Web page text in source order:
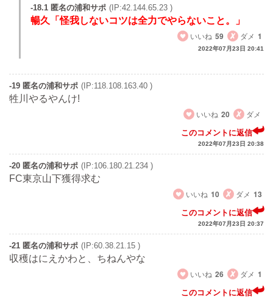
-18.1 匿名の浦和サポ (IP:42.144.65.23 )
暢久「怪我しないコツは全力でやらないこと。」
いいね 59 ダメ 1
2022年07月23日 20:41
-19 匿名の浦和サポ (IP:118.108.163.40 )
牲川やるやんけ!
いいね 20 ダメ
このコメントに返信
2022年07月23日 20:38
-20 匿名の浦和サポ (IP:106.180.21.234 )
FC東京山下獲得求む
いいね 10 ダメ 13
このコメントに返信
2022年07月23日 20:37
-21 匿名の浦和サポ (IP:60.38.21.15 )
収穫はにえかわと、ちねんやな
いいね 26 ダメ 1
このコメントに返信